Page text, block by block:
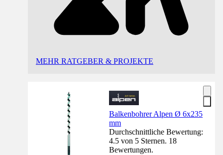
MEHR RATGEBER & PROJEKTE
Balkenbohrer Alpen Ø 6x235
mm
Durchschnittliche Bewertung:
4.5 von 5 Sternen. 18
Bewertungen.